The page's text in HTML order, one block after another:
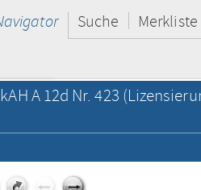
Suche Merkliste
A 12d Nr. 423